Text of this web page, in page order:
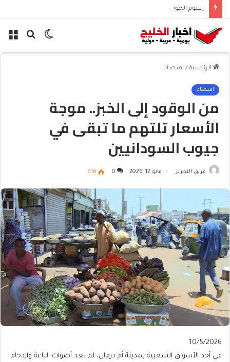
رسوم الحوثيين على باب المندب تعيد حسابات مخاطر الملاحة
بحث الوضع
الرئيسية / اقتصاد
اقتصاد
من الوقود إلى الخبز.. موجة
الأسعار تلتهم ما تبقى في
جيوب السودانيين
فريق التحرير مايو 12, 2026 0
616
Published
On
10/5/2026
في أحد الأسواق الشعبية بمدينة أم درمان، لم تعد أصوات الباعة وازدحام